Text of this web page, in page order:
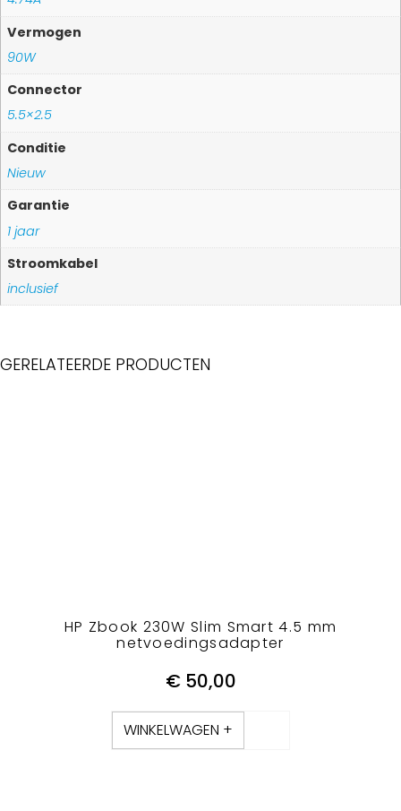
Vermogen
90W
Connector
5.5×2.5
Conditie
Nieuw
Garantie
1 jaar
Stroomkabel
inclusief
GERELATEERDE PRODUCTEN
HP Zbook 230W Slim Smart 4.5 mm
netvoedingsadapter
€50,00
WINKELWAGEN +